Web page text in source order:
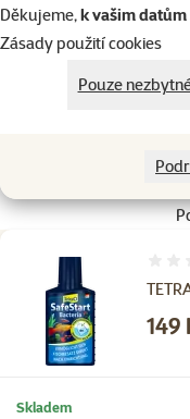
Děkujeme,k vašim
Zásady použití cookies
Pouze
objemu 800 litrů.
149
Skladem